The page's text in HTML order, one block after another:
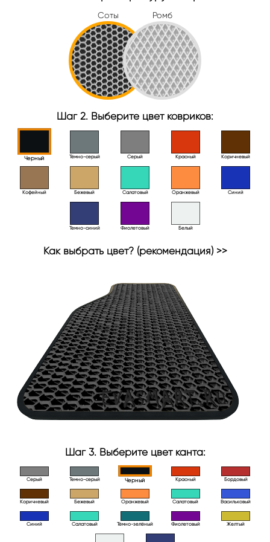
Соты Ромб
Шаг 2. Выберите цвет ковриков:
Черный Тёмно-серый Серый Красный Коричневый
Кофейный Бежевый Салатовый Оранжевый Синий
Темно-синий Фиолетовый Белый
Как выбрать цвет? (рекомендация) >>
Шаг 3. Выберите цвет канта:
Серый Темно-серый Черный Красный Бордовый
Коричневый Бежевый Оранжевый Салатовый Васильковый
Синий Салатовый Тёмно-зелёный Фиолетовый Желтый